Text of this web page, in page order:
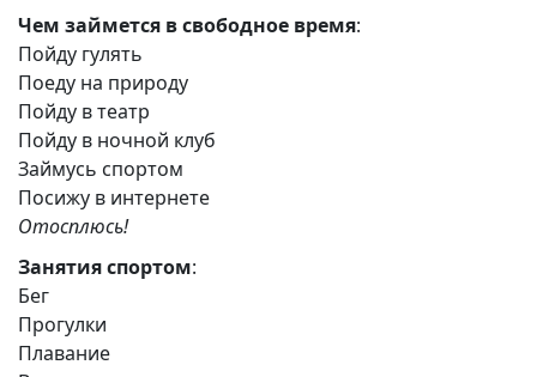
Чем займется в свободное время:
Пойду гулять
Поеду на природу
Пойду в театр
Пойду в ночной клуб
Займусь спортом
Посижу в интернете
Отосплюсь!
Занятия спортом:
Бег
Прогулки
Плавание